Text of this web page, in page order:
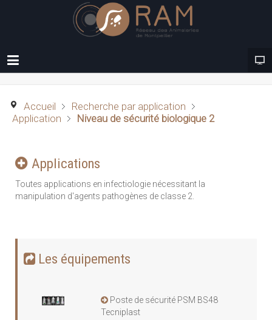
Accueil
Recherche par application
Application
Niveau de sécurité biologique 2
Applications
Toutes applications en infectiologie nécessitant la
manipulation d'agents pathogènes de classe 2.
Les équipements
Poste de sécurité PSM BS48
Tecniplast